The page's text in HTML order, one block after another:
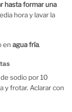
hasta formar una
hora y lavar la
en agua fría.
sodio por 10
y frotar. Aclarar con